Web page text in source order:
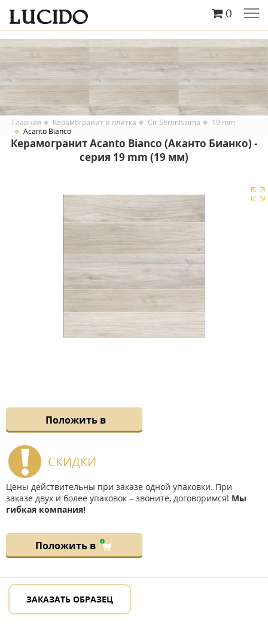
0
Главная Керамогранит и плитка Cir Serenissima
19 mm
Acanto Bianco
Керамогранит Acanto Bianco (Аканто Бианко) -
серия 19 mm (19 мм)
Положить в
СКИДКИ
Цены действительны при заказе одной упаковки. При
заказе двух и более упаковок – звоните, договоримся! Мы
гибкая компания!
Положить в
ЗАКАЗАТЬ ОБРАЗЕЦ